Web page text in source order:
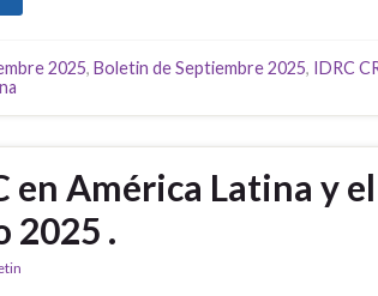
2025, Boletin de Septiembre 2025, IDRC
en América Latina y
2025 .